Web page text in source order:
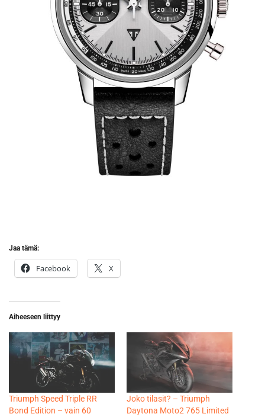
Jaa tämä:
Facebook X
Aiheeseen liittyy
Triumph Speed Triple RR
Bond Edition – vain 60
Joko tilasit? – Triumph
Daytona Moto2 765 Limited